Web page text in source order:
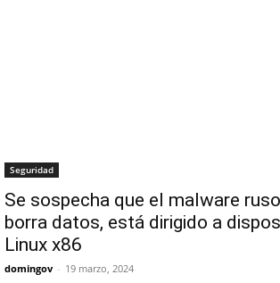
Seguridad
Se sospecha que el malware ruso
borra datos, está dirigido a
Linux x86
domingov - 19 marzo, 2024